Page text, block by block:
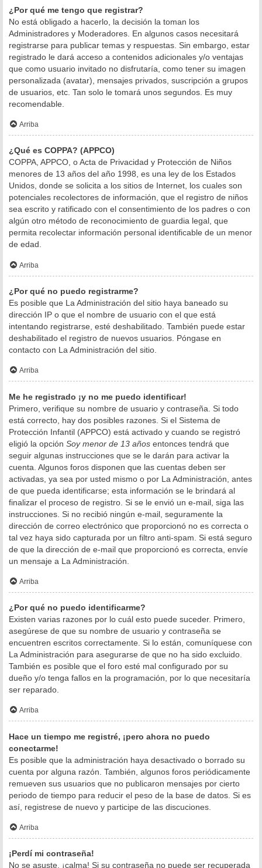
¿Por qué me tengo que registrar?
No está obligado a hacerlo, la decisión la toman los
Administradores y Moderadores. En algunos casos necesitará
registrarse para publicar temas y respuestas. Sin embargo, estar
registrado le dará acceso a contenidos adicionales y/o ventajas
que como usuario invitado no disfrutaría, como tener su imagen
personalizada (avatar), mensajes privados, suscripción a grupos
de usuarios, etc. Tan solo le tomará unos segundos. Es muy
recomendable.
Arriba
¿Qué es COPPA? (APPCO)
COPPA, APPCO, o Acta de Privacidad y Protección de Niños
menores de 13 años del año 1998, es una ley de los Estados
Unidos, donde se solicita a los sitios de Internet, los cuales son
potenciales recolectores de información, que el registro de niños
sea escrito y ratificado con el consentimiento de los padres o con
algún otro método de reconocimiento de guardia legal, que
permita recolectar información personal identificable de un menor
de edad.
Arriba
¿Por qué no puedo registrarme?
Es posible que La Administración del sitio haya baneado su
dirección IP o que el nombre de usuario con el que está
intentando registrarse, esté deshabilitado. También puede estar
deshabilitado el registro de nuevos usuarios. Póngase en
contacto con La Administración del sitio.
Arriba
Me he registrado ¡y no me puedo identificar!
Primero, verifique su nombre de usuario y contraseña. Si todo
está correcto, hay dos posibles razones. Si el Sistema de
Protección Infantil (APPCO) está activado y cuando se registró
eligió la opción Soy menor de 13 años entonces tendrá que
seguir algunas instrucciones que se le darán para activar la
cuenta. Algunos foros disponen que las cuentas deben ser
activadas, ya sea por usted mismo o por La Administración, antes
de que pueda identificarse; esta información se le brindará al
finalizar el proceso de registro. Si se le envió un e-mail, siga las
instrucciones. Si no recibió ningún e-mail, seguramente la
dirección de correo electrónico que proporcionó no es correcta o
tal vez haya sido capturada por un filtro anti-spam. Si está seguro
de que la dirección de e-mail que proporcionó es correcta, envíe
un mensaje a La Administración.
Arriba
¿Por qué no puedo identificarme?
Existen varias razones por lo cuál esto puede suceder. Primero,
asegúrese de que su nombre de usuario y contraseña se
encuentren escritos correctamente. Si lo están, comuníquese con
La Administración para asegurarse de que no ha sido excluido.
También es posible que el foro esté mal configurado por su
dueño y/o tenga fallos en la programación, por lo que necesitaría
ser reparado.
Arriba
Hace un tiempo me registré, ¡pero ahora no puedo
conectarme!
Es posible que la administración haya desactivado o borrado su
cuenta por alguna razón. También, algunos foros periódicamente
remueven sus usuarios que no publicaron mensajes por cierto
periodo de tiempo para reducir el peso de la base de datos. Si es
así, registrese de nuevo y participe de las discuciones.
Arriba
¡Perdí mi contraseña!
No se asuste, ¡calma! Si su contraseña no puede ser recuperada